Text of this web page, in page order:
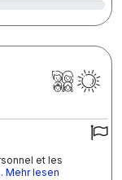
et les
Mehr lesen